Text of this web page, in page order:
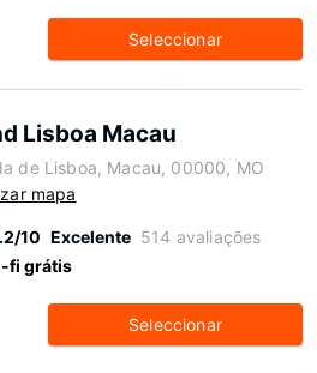
Seleccionar
Lisboa Macau
de Lisboa, Macau, 00000, MO
mapa
10 Excelente 514 avaliações
fi grátis
Seleccionar